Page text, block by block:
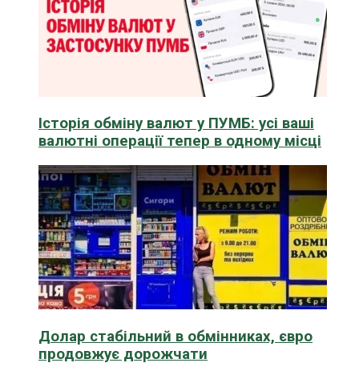
Історія обміну валют у ПУМБ: усі ваші
валютні операції тепер в одному місці
Долар стабільний в обмінниках, євро
продовжує дорожчати